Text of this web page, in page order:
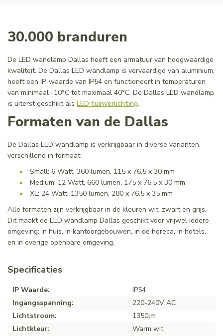
30.000 branduren
De LED wandlamp Dallas heeft een armatuur van hoogwaardige
kwaliteit. De Dallas LED wandlamp is vervaardigd van aluminium,
heeft een IP-waarde van IP54 en functioneert in temperaturen
van minimaal -10°C tot maximaal 40°C. De Dallas LED wandlamp
is uiterst geschikt als LED tuinverlichting.
Formaten van de Dallas
De Dallas LED wandlamp is verkrijgbaar in diverse varianten,
verschillend in formaat:
Small: 6 Watt, 360 lumen, 115 x 76.5 x 30 mm
Medium: 12 Watt, 660 lumen, 175 x 76.5 x 30 mm
XL: 24 Watt, 1350 lumen, 280 x 76.5 x 35 mm
Alle formaten zijn verkrijgbaar in de kleuren wit, zwart en grijs.
Dit maakt de LED wandlamp Dallas geschikt voor vrijwel iedere
omgeving: in huis, in kantoorgebouwen, in de horeca, in hotels,
en in overige openbare omgeving.
Specificaties
IP Waarde:
IP54
Ingangsspanning:
220-240V AC
Lichtstroom:
1350lm
Lichtkleur:
Warm wit